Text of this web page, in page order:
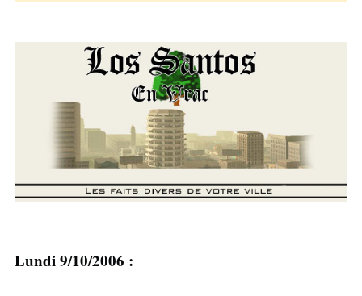
Lundi 9/10/2006 :